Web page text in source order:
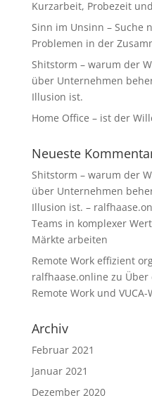
Kurzarbeit, Probezeit
Sinn im Unsinn – Suche
Problemen in der
Shitstorm – warum der
über Unternehmen
Illusion ist.
Home Office – ist der
Neueste
Shitstorm – warum der
über Unternehmen
Illusion ist. –
Teams in komplexer
Märkte arbeiten
Remote Work effizient
ralfhaase.online zu Über
Remote Work und VUCA-
Archiv
Februar 2021
Januar 2021
Dezember 2020